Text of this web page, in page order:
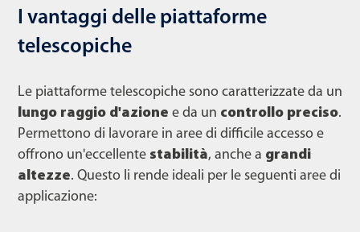
I vantaggi delle piattaforme
telescopiche
Le piattaforme telescopiche sono caratterizzate da un
lungo raggio d'azione e da un controllo preciso.
Permettono di lavorare in aree di difficile accesso e
offrono un'eccellente stabilità, anche a grandi
altezze. Questo li rende ideali per le seguenti aree di
applicazione: